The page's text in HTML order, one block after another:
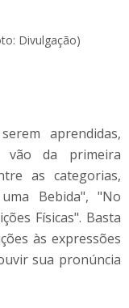
aprendidas,
vão da primeira
as categorias,
Bebida", "No
Físicas". Basta
às expressões
sua pronúncia